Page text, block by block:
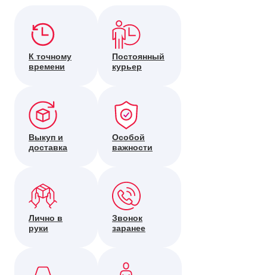
К точному
времени
Постоянный
курьер
Выкуп и
доставка
Особой
важности
Лично в
руки
Звонок
заранее